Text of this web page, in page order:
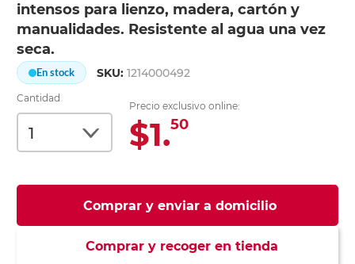
intensos para lienzo, madera, cartón y
manualidades. Resistente al agua una vez
seca.
En stock SKU:1214000492
Cantidad
Precio exclusivo online:
$1.50
Comprar y enviar a domicilio
Comprar y recoger en tienda